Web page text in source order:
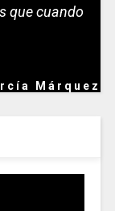
que cuando
Márquez